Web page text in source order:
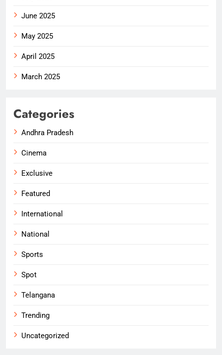
June 2025
May 2025
April 2025
March 2025
Categories
Andhra Pradesh
Cinema
Exclusive
Featured
International
National
Sports
Spot
Telangana
Trending
Uncategorized